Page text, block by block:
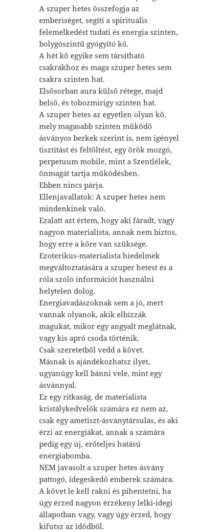
A szuper hetes összefogja az
emberiséget, segíti a spirituális
felemelkedést tudati és energia szinten,
bolygószintű gyógyító kő.
A hét kő egyike sem társítható
csakrákhoz és maga szuper hetes sem
csakra szinten hat.
Elsősorban aura külső rétege, majd
belső, és tobozmirigy szinten hat.
A szuper hetes az egyetlen olyan kő,
mely magasabb szinten működő
ásványos berkek szerint is, nem igényel
tisztítást és feltöltést, egy örök mozgó,
perpetuum mobile, mint a Szentlélek,
önmagát tartja működésben.
Ebben nincs párja.
Ellenjavallatok: A szuper hetes nem
mindenkinek való.
Ezalatt azt értem, hogy aki fáradt, vagy
nagyon materialista, annak nem biztos,
hogy erre a kőre van szüksége.
Ezoterikus-materialista hiedelmek
megváltoztatására a szuper hetest és a
róla szóló információt használni
helytelen dolog.
Energiavadászoknak sem a jó, mert
vannak olyanok, akik elbízzák
magukat, mikor egy angyalt meglátnak,
vagy kis apró csoda történik.
Csak szeretetből vedd a követ.
Másnak is ajándékozhatsz ilyet,
ugyanúgy kell bánni vele, mint egy
ásvánnyal.
Ez egy ritkaság, de materialista
kristálykedvelők számára ez nem az,
csak egy ametiszt-ásványtársulás, és aki
érzi az energiákat, annak a számára
pedig egy új, erőteljes hatású
energiabomba.
NEM javasolt a szuper hetes ásvány
pattogó, idegeskedő emberek számára.
A követ le kell rakni és pihentetni, ha
úgy érzed nagyon érzékeny lelki-idegi
állapotban vagy, vagy úgy érzed, hogy
kifutsz az idődből.